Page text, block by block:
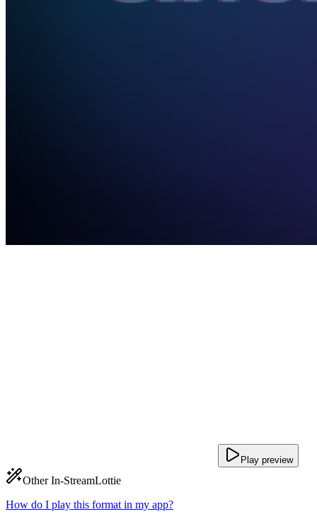
Play preview
Other In-StreamLottie
How do I play this format in my app?